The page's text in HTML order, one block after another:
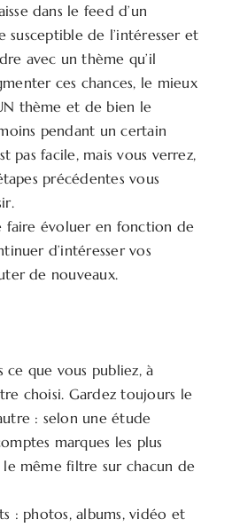
dans le feed d’un
de l’intéresser et
avec un thème qu’il
ces chances, le mieux
thème et de bien le
pendant un certain
pas facile, mais vous verrez,
précédentes vous
faire évoluer en fonction de
d’intéresser vos
de nouveaux.
ce que vous publiez, à
choisi. Gardez toujours le
: selon une étude
marques les plus
même filtre sur chacun de
: photos, albums, vidéo et